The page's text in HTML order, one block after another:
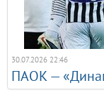
30.07.2026 22:46
ПАОК —